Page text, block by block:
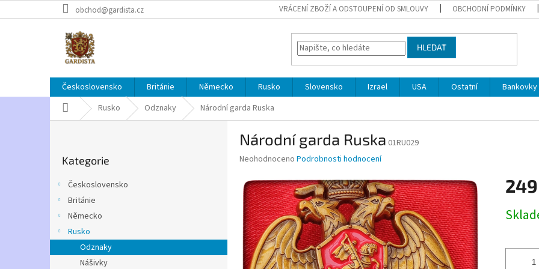
na
obchod@gardista.cz VRÁCENÍ ZBOŽÍ A ODSTOUPENÍ OD SMLOUVY OBCHODNÍ PODMÍNKY
HLEDAT
Československo Británie Německo Rusko Slovensko Izrael USA Ostatní
Domů Rusko Odznaky Národní garda Ruska
a
kategorie
Kategorie
Československo
Británie
Německo
Rusko
Odznaky
Nášivky
Národní garda Ruska 01RU029
Průměrné
produktu
je
0,0
hvězdiček.
Neohodnoceno Podrobnosti hodnocení
cena: